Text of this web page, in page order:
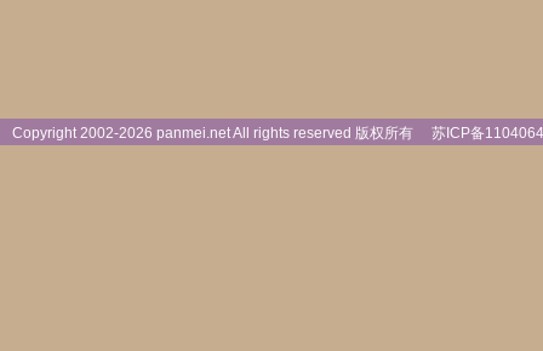
Copyright 2002-2026 panmei.net All rights reserved 版权所有 苏ICP备